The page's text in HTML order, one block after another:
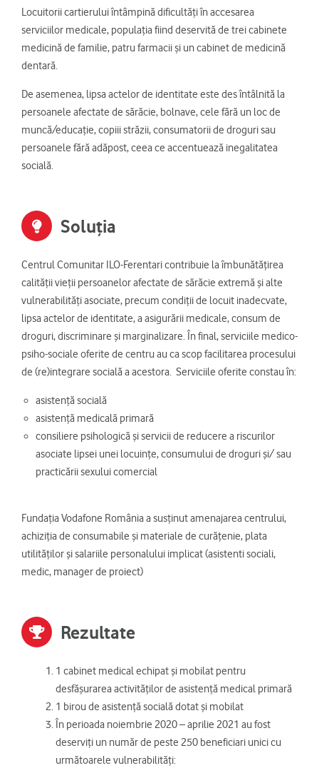
Locuitorii cartierului întâmpină dificultăți în accesarea
serviciilor medicale, populația fiind deservită de trei cabinete
medicină de familie, patru farmacii și un cabinet de medicină
dentară.
De asemenea, lipsa actelor de identitate este des întâlnită la
persoanele afectate de sărăcie, bolnave, cele fără un loc de
muncă/educație, copiii străzii, consumatorii de droguri sau
persoanele fără adăpost, ceea ce accentuează inegalitatea
socială.
Soluția
Centrul Comunitar ILO-Ferentari contribuie la îmbunătățirea
calității vieții persoanelor afectate de sărăcie extremă și alte
vulnerabilități asociate, precum condiții de locuit inadecvate,
lipsa actelor de identitate, a asigurării medicale, consum de
droguri, discriminare și marginalizare. În final, serviciile medico-
psiho-sociale oferite de centru au ca scop facilitarea procesului
de (re)integrare socială a acestora. Serviciile oferite constau în:
asistență socială
asistență medicală primară
consiliere psihologică și servicii de reducere a riscurilor
asociate lipsei unei locuințe, consumului de droguri și/ sau
practicării sexului comercial
Fundația Vodafone România a susținut amenajarea centrului,
achiziția de consumabile și materiale de curățenie, plata
utilităților și salariile personalului implicat (asistenti sociali,
medic, manager de proiect)
Rezultate
1 cabinet medical echipat și mobilat pentru
desfășurarea activităților de asistență medical primară
1 birou de asistență socială dotat și mobilat
În perioada noiembrie 2020 – aprilie 2021 au fost
deserviți un număr de peste 250 beneficiari unici cu
următoarele vulnerabilități: